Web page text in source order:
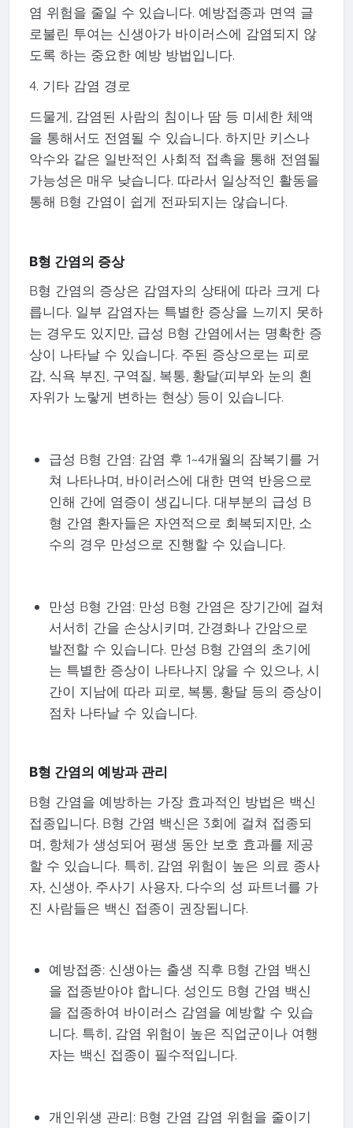
염 위험을 줄일 수 있습니다. 예방접종과 면역 글
로불린 투여는 신생아가 바이러스에 감염되지 않
도록 하는 중요한 예방 방법입니다.
4. 기타 감염 경로
드물게, 감염된 사람의 침이나 땀 등 미세한 체액
을 통해서도 전염될 수 있습니다. 하지만 키스나
악수와 같은 일반적인 사회적 접촉을 통해 전염될
가능성은 매우 낮습니다. 따라서 일상적인 활동을
통해 B형 간염이 쉽게 전파되지는 않습니다.
B형 간염의 증상
B형 간염의 증상은 감염자의 상태에 따라 크게 다
릅니다. 일부 감염자는 특별한 증상을 느끼지 못하
는 경우도 있지만, 급성 B형 간염에서는 명확한 증
상이 나타날 수 있습니다. 주된 증상으로는 피로
감, 식욕 부진, 구역질, 복통, 황달(피부와 눈의 흰
자위가 노랗게 변하는 현상) 등이 있습니다.
급성 B형 간염: 감염 후 1~4개월의 잠복기를 거
쳐 나타나며, 바이러스에 대한 면역 반응으로
인해 간에 염증이 생깁니다. 대부분의 급성 B
형 간염 환자들은 자연적으로 회복되지만, 소
수의 경우 만성으로 진행할 수 있습니다.
만성 B형 간염: 만성 B형 간염은 장기간에 걸쳐
서서히 간을 손상시키며, 간경화나 간암으로
발전할 수 있습니다. 만성 B형 간염의 초기에
는 특별한 증상이 나타나지 않을 수 있으나, 시
간이 지남에 따라 피로, 복통, 황달 등의 증상이
점차 나타날 수 있습니다.
B형 간염의 예방과 관리
B형 간염을 예방하는 가장 효과적인 방법은 백신
접종입니다. B형 간염 백신은 3회에 걸쳐 접종되
며, 항체가 생성되어 평생 동안 보호 효과를 제공
할 수 있습니다. 특히, 감염 위험이 높은 의료 종사
자, 신생아, 주사기 사용자, 다수의 성 파트너를 가
진 사람들은 백신 접종이 권장됩니다.
예방접종: 신생아는 출생 직후 B형 간염 백신
을 접종받아야 합니다. 성인도 B형 간염 백신
을 접종하여 바이러스 감염을 예방할 수 있습
니다. 특히, 감염 위험이 높은 직업군이나 여행
자는 백신 접종이 필수적입니다.
개인위생 관리: B형 간염 감염 위험을 줄이기